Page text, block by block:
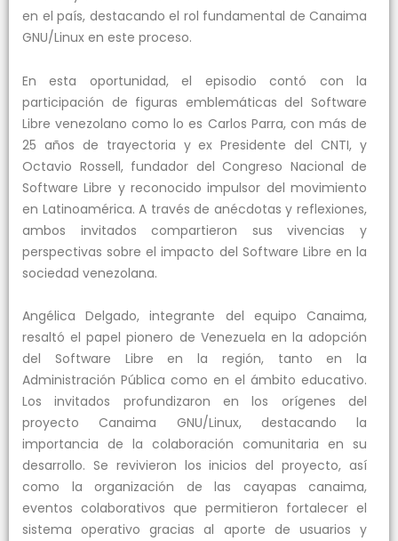
en el país, destacando el rol fundamental de Canaima
GNU/Linux en este proceso.
En esta oportunidad, el episodio contó con la
participación de figuras emblemáticas del Software
Libre venezolano como lo es Carlos Parra, con más de
25 años de trayectoria y ex Presidente del CNTI, y
Octavio Rossell, fundador del Congreso Nacional de
Software Libre y reconocido impulsor del movimiento
en Latinoamérica. A través de anécdotas y reflexiones,
ambos invitados compartieron sus vivencias y
perspectivas sobre el impacto del Software Libre en la
sociedad venezolana.
Angélica Delgado, integrante del equipo Canaima,
resaltó el papel pionero de Venezuela en la adopción
del Software Libre en la región, tanto en la
Administración Pública como en el ámbito educativo.
Los invitados profundizaron en los orígenes del
proyecto Canaima GNU/Linux, destacando la
importancia de la colaboración comunitaria en su
desarrollo. Se revivieron los inicios del proyecto, así
como la organización de las cayapas canaima,
eventos colaborativos que permitieron fortalecer el
sistema operativo gracias al aporte de usuarios y